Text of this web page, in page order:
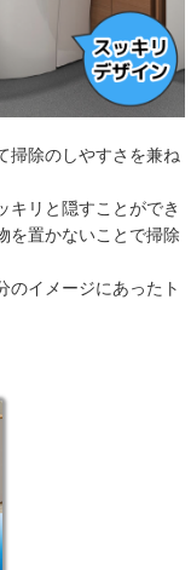
掃除のしやすさを兼ね
キリと隠すことができ
を置かないことで掃除
のイメージにあったト